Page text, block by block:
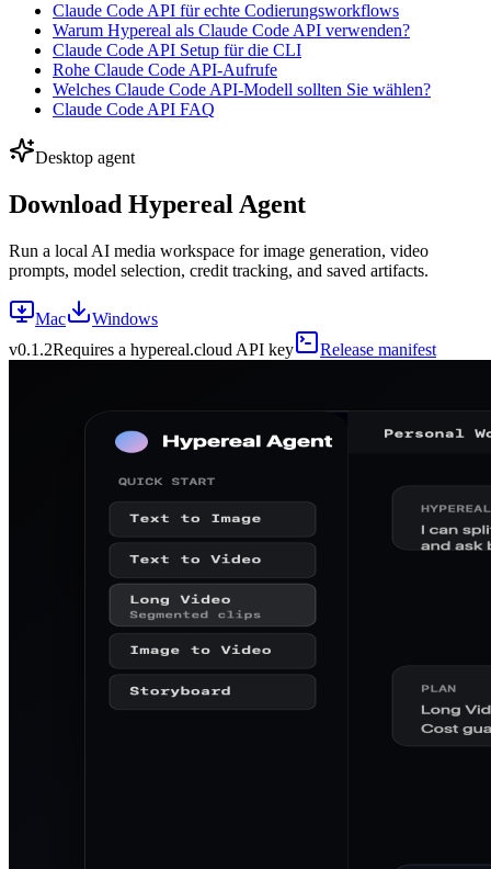
Claude Code API für echte Codierungsworkflows
Warum Hypereal als Claude Code API verwenden?
Claude Code API Setup für die CLI
Rohe Claude Code API-Aufrufe
Welches Claude Code API-Modell sollten Sie wählen?
Claude Code API FAQ
Desktop agent
Download Hypereal Agent
Run a local AI media workspace for image generation, video
prompts, model selection, credit tracking, and saved artifacts.
Mac
Windows
v0.1.2Requires a hypereal.cloud API key Release manifest